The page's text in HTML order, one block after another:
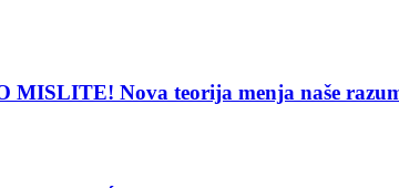
Nova teorija menja naše